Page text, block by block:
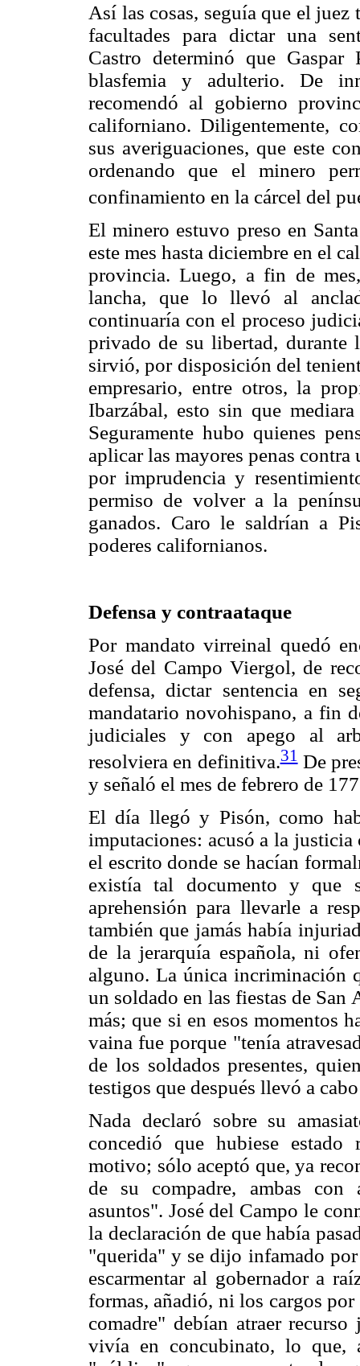
Así las cosas, seguía que el
facultades para dictar una
Castro determinó que
blasfemia y adulterio. De
recomendó al gobierno
californiano. Diligentemente,
sus averiguaciones, que este
ordenando que el minero
confinamiento en la cárcel del
El minero estuvo preso en
este mes hasta diciembre en el
provincia. Luego, a fin de
lancha, que lo llevó al
continuaría con el proceso
privado de su libertad, durante
sirvió, por disposición del
empresario, entre otros, la
Ibarzábal, esto sin que
Seguramente hubo quienes
aplicar las mayores penas
por imprudencia y
permiso de volver a la
ganados. Caro le saldrían a
poderes californianos.
Defensa y contraataque
Por mandato virreinal quedó
José del Campo Viergol, de
defensa, dictar sentencia en
mandatario novohispano, a fin
judiciales y con apego al
resolviera en definitiva.31De
y señaló el mes de febrero de
El día llegó y Pisón, como
imputaciones: acusó a la
el escrito donde se hacían
existía tal documento y que
aprehensión para llevarle a
también que jamás había
de la jerarquía española, ni
alguno. La única incriminación
un soldado en las fiestas de
más; que si en esos momentos
vaina fue porque "tenía
de los soldados presentes,
testigos que después llevó a
Nada declaró sobre su
concedió que hubiese
motivo; sólo aceptó que, ya
de su compadre, ambas con
asuntos". José del Campo le
la declaración de que había
"querida" y se dijo infamado
escarmentar al gobernador a
formas, añadió, ni los cargos
comadre" debían atraer
vivía en concubinato, lo que,